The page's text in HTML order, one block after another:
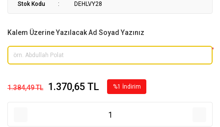
Stok Kodu DEHLVY28
Kalem Üzerine Yazılacak Ad Soyad Yazınız
*
1.384,49 TL 1.370,65 TL %1 İndirim